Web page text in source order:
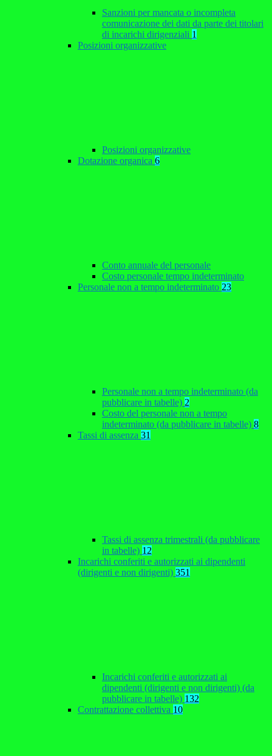
Sanzioni per mancata o incompleta
comunicazione dei dati da parte dei titolari
di incarichi dirigenziali 1
Posizioni organizzative
Posizioni organizzative
Dotazione organica 6
Conto annuale del personale
Costo personale tempo indeterminato
Personale non a tempo indeterminato 23
Personale non a tempo indeterminato (da
pubblicare in tabelle) 2
Costo del personale non a tempo
indeterminato (da pubblicare in tabelle) 8
Tassi di assenza 31
Tassi di assenza trimestrali (da pubblicare
in tabelle) 12
Incarichi conferiti e autorizzati ai dipendenti
(dirigenti e non dirigenti) 351
Incarichi conferiti e autorizzati ai
dipendenti (dirigenti e non dirigenti) (da
pubblicare in tabelle) 132
Contrattazione collettiva 10